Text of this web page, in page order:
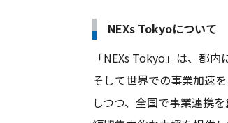
NEXs Tokyoについて
「NEXs Tokyo」は、都
そして世界での事業加速
しつつ、全国で事業連携